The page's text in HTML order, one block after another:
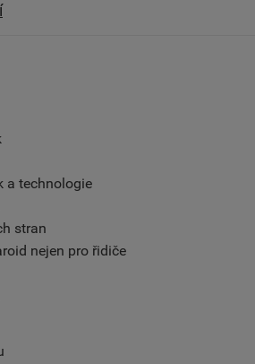
a technologie
stran
nejen pro řidiče